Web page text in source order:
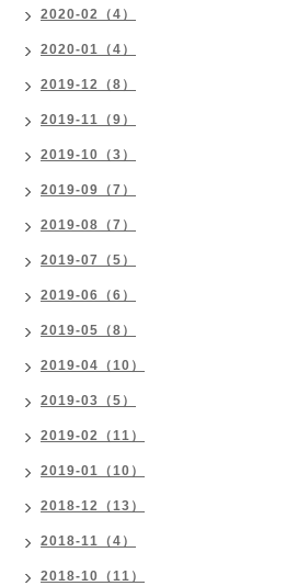
2020-02（4）
2020-01（4）
2019-12（8）
2019-11（9）
2019-10（3）
2019-09（7）
2019-08（7）
2019-07（5）
2019-06（6）
2019-05（8）
2019-04（10）
2019-03（5）
2019-02（11）
2019-01（10）
2018-12（13）
2018-11（4）
2018-10（11）